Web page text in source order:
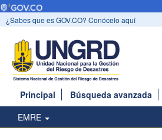
¿Sabes que es GOV.CO? Conócelo aquí
Principal Búsqueda avanzada
EMRE